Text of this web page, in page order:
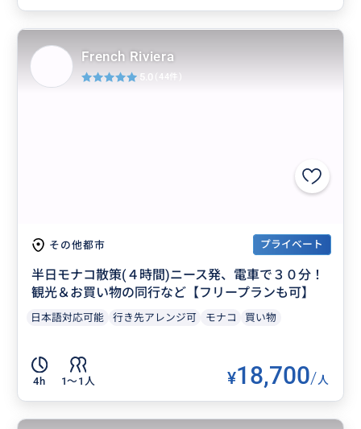
その他都市 プライベート
半日モナコ散策(４時間)ニース発、電車で３０分！
観光＆お買い物の同行など【フリープランも可】
日本語対応可能 行き先アレンジ可 モナコ 買い物
4h 1〜1人 ¥18,700/人
French Riviera
5.0 (44件)